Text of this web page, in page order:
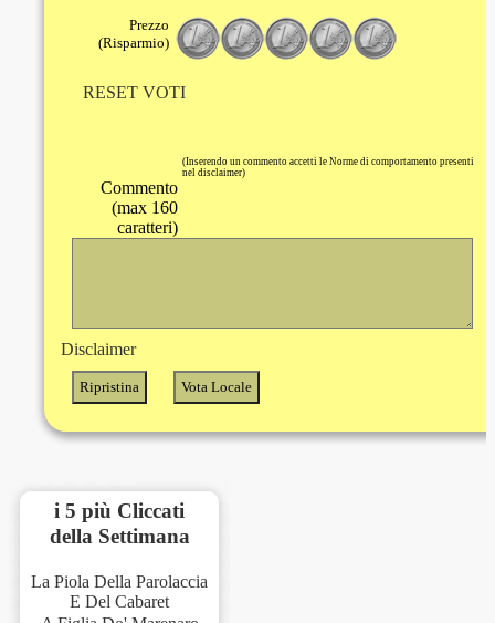
Prezzo
(Risparmio)
RESET VOTI
(Inserendo un commento accetti le Norme di comportamento presenti
nel disclaimer)
Commento
(max 160
caratteri)
Disclaimer
i 5 più Cliccati
della Settimana
La Piola Della Parolaccia
E Del Cabaret